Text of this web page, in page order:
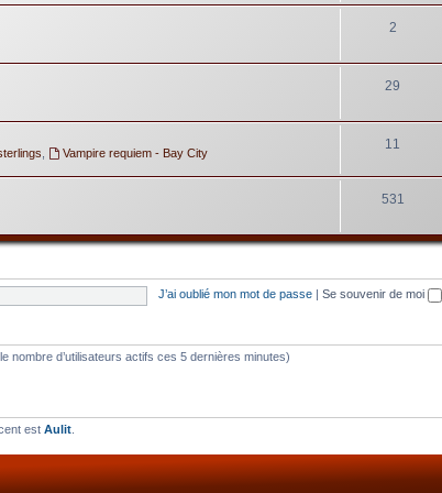
2
29
Vampire requiem - Bay City
11
531
J’ai oublié mon mot de passe Se souvenir de moi
nombre d’utilisateurs actifs ces 5 dernières minutes)
est Aulit